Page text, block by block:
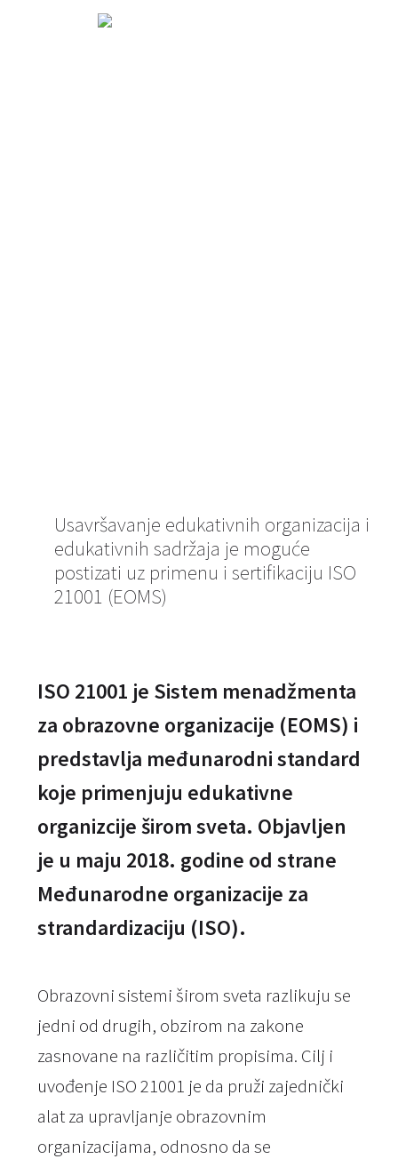
Usavršavanje edukativnih organizacija i
edukativnih sadržaja je moguće
postizati uz primenu i sertifikaciju ISO
21001 (EOMS)
ISO 21001 je Sistem menadžmenta
za obrazovne organizacije (EOMS) i
predstavlja međunarodni standard
koje primenjuju edukativne
organizcije širom sveta. Objavljen
je u maju 2018. godine od strane
Međunarodne organizacije za
strandardizaciju (ISO).
Obrazovni sistemi širom sveta razlikuju se
jedni od drugih, obzirom na zakone
zasnovane na različitim propisima. Cilj i
uvođenje ISO 21001 je da pruži zajednički
alat za upravljanje obrazovnim
organizacijama, odnosno da se